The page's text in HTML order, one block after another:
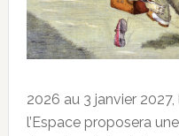
2026 au 3 janvier
l’Espace proposera